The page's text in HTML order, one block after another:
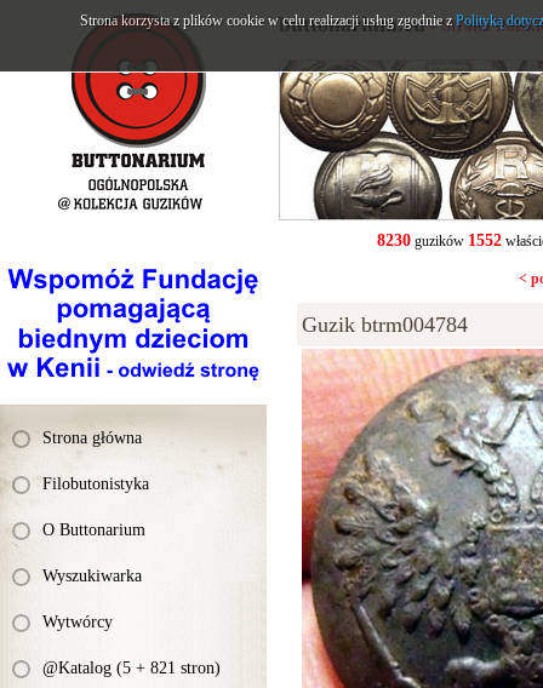
Strona główna
Filobutonistyka
O Buttonarium
Wyszukiwarka
Wytwórcy
@Katalog (5 + 821 stron)
buttonarium.eu- Strona
8230guzików 1552
<
Guzik btrm004784
Strona korzysta z plików cookie w celu realizacji usług zgodnie zPolityką